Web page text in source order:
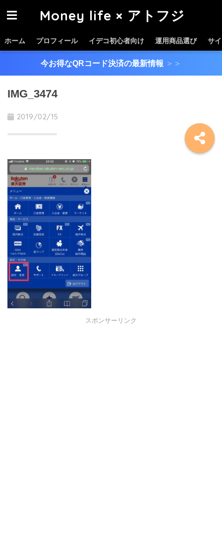
Money life × アトフジ
ホーム プロフィール イデコ初心者向け 運用商品選び サ
今お得なQRコード決済の最新情報 ＞＞
IMG_3474
2019/02/15
スポンサーリンク